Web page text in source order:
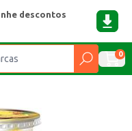
descontos
0